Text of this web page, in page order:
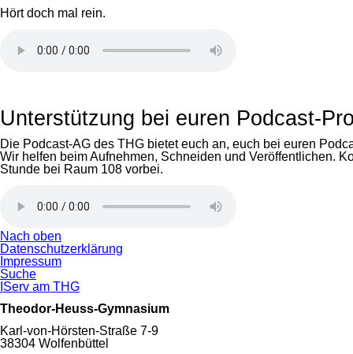
Hört doch mal rein.
Unterstützung bei euren Podcast-
Die Podcast-AG des THG bietet euch an, euch bei euren
Wir helfen beim Aufnehmen, Schneiden und Veröffentlichen.
Stunde bei Raum 108 vorbei.
Nach oben
Navigation
überspringen
Datenschutzerklärung
Impressum
Suche
IServ am THG
Theodor-Heuss-Gymnasium
Karl-von-Hörsten-Straße 7-9
38304 Wolfenbüttel